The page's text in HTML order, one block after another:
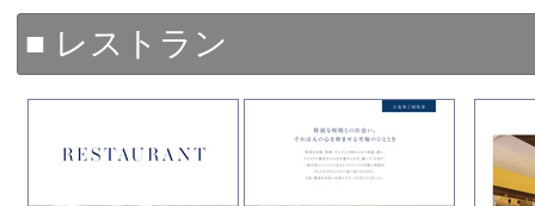
■ レストラン